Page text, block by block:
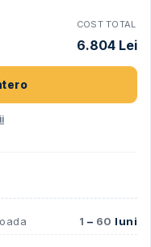
COST TOTAL
6.804 Lei
1 – 60 luni